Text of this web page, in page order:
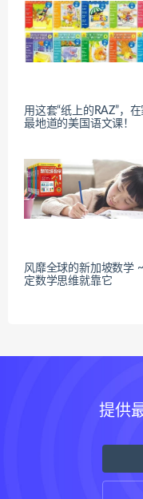
用这套“纸上的RAZ”，
最地道的美国语文课！
风靡全球的新加坡数学
定数学思维就靠它
提供